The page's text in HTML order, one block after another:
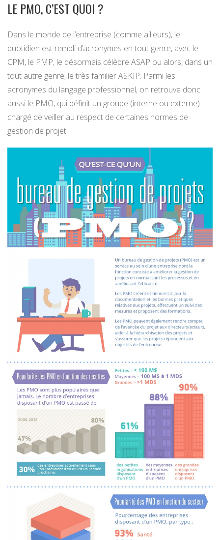
LE PMO, C’EST QUOI ?
Dans le monde de l’entreprise (comme ailleurs), le
quotidien est rempli d’acronymes en tout genre, avec le
CPM, le PMP, le désormais célèbre ASAP ou alors, dans un
tout autre genre, le très familier ASKIP. Parmi les
acronymes du langage professionnel, on retrouve donc
aussi le PMO, qui définit un groupe (interne ou externe)
chargé de veiller au respect de certaines normes de
gestion de projet.